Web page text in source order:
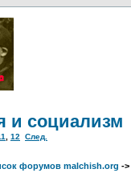
и социализм
12 След.
форумов malchish.org ->